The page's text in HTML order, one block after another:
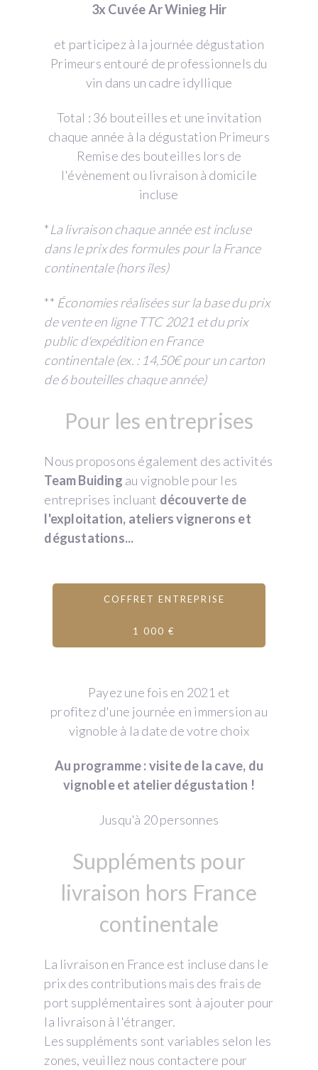
3x Cuvée Ar Winieg Hir
et participez à la journée dégustation
Primeurs entouré de professionnels du
vin dans un cadre idyllique
Total : 36 bouteilles et une invitation
chaque année à la dégustation Primeurs
Remise des bouteilles lors de
l'évènement ou livraison à domicile
incluse
*La livraison chaque année est incluse
dans le prix des formules pour la France
continentale (hors îles)
** Économies réalisées sur la base du prix
de vente en ligne TTC 2021 et du prix
public d'expédition en France
continentale (ex. : 14,50€ pour un carton
de 6 bouteilles chaque année)
Pour les entreprises
Nous proposons également des activités
Team Buiding au vignoble pour les
entreprises incluant découverte de
l'exploitation, ateliers vignerons et
dégustations...
COFFRET ENTREPRISE
1 000 €
Payez une fois en 2021 et
profitez d'une journée en immersion au
vignoble à la date de votre choix
Au programme : visite de la cave, du
vignoble et atelier dégustation !
Jusqu'à 20 personnes
Suppléments pour
livraison hors France
continentale
La livraison en France est incluse dans le
prix des contributions mais des frais de
port supplémentaires sont à ajouter pour
la livraison à l'étranger.
Les suppléments sont variables selon les
zones, veuillez nous contactere pour